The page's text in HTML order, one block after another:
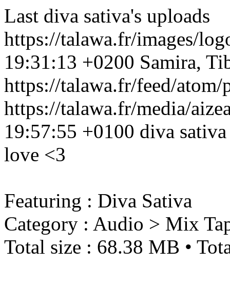
Last diva sativa's uploads
https://talawa.fr/images/
19:31:13 +0200 Samira,
https://talawa.fr/feed/
https://talawa.fr/media/
19:57:55 +0100 diva sativa
love <3
Featuring : Diva Sativa
Category : Audio > Mix
Total size : 68.38 MB •